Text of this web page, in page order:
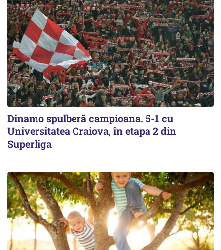
Dinamo spulberă campioana. 5-1 cu
Universitatea Craiova, în etapa 2 din
Superliga